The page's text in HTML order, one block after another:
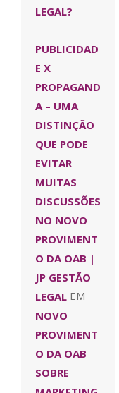
LEGAL?
PUBLICIDAD
E X
PROPAGAND
A – UMA
DISTINÇÃO
QUE PODE
EVITAR
MUITAS
DISCUSSÕES
NO NOVO
PROVIMENT
O DA OAB |
JP GESTÃO
LEGAL EM
NOVO
PROVIMENT
O DA OAB
SOBRE